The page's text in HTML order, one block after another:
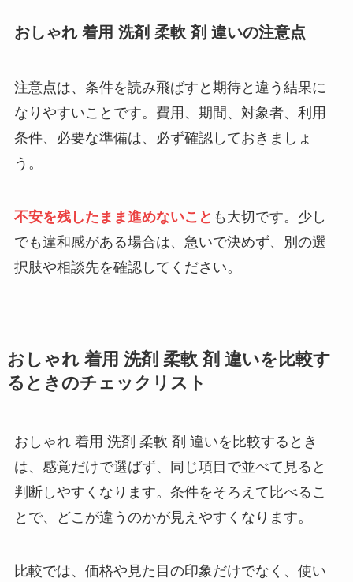
おしゃれ 着用 洗剤 柔軟 剤 違いの注意点
注意点は、条件を読み飛ばすと期待と違う結果に
なりやすいことです。費用、期間、対象者、利用
条件、必要な準備は、必ず確認しておきましょ
う。
不安を残したまま進めないこと も大切です。少し
でも違和感がある場合は、急いで決めず、別の選
択肢や相談先を確認してください。
おしゃれ 着用 洗剤 柔軟 剤 違いを比較す
るときのチェックリスト
おしゃれ 着用 洗剤 柔軟 剤 違いを比較するとき
は、感覚だけで選ばず、同じ項目で並べて見ると
判断しやすくなります。条件をそろえて比べるこ
とで、どこが違うのかが見えやすくなります。
比較では、価格や見た目の印象だけでなく、使い